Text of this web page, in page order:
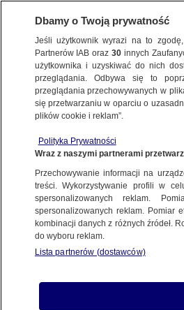
METEO
NAUKA
burzę geomagnetyczną
8.08.2022, 12:47
Udostępnij
Dbamy o Twoją prywatność
Jeśli użytkownik wyrazi na to
Partnerów IAB oraz30 innych
użytkownika i uzyskiwać do nich
przeglądania. Odbywa się to
przeglądania przechowywanych w
się przetwarzaniu w oparciu o
plików cookie i reklam”.
Polityka Prywatności
Wraz z naszymi partnerami
Przechowywanie informacji na
treści. Wykorzystywanie profili w
spersonalizowanych reklam.
spersonalizowanych reklam. Pomiar
kombinacji danych z różnych źródeł.
do wyboru reklam.
Lista partnerów (dostawców)